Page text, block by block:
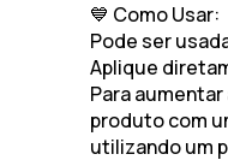
💙 Como Usar:
Pode ser
Aplique
Para
produto com
utilizando um